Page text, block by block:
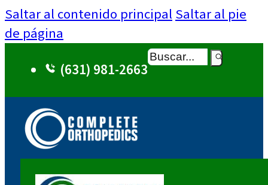
Saltar al contenido principal Saltar al pie
de página
(631) 981-2663
Buscar